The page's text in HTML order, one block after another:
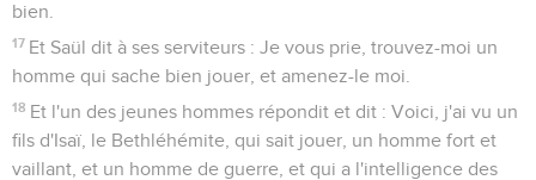
bien.
17 Et Saül dit à ses serviteurs : Je vous prie, trouvez-moi un
homme qui sache bien jouer, et amenez-le moi.
18 Et l'un des jeunes hommes répondit et dit : Voici, j'ai vu un
fils d'Isaï, le Bethléhémite, qui sait jouer, un homme fort et
vaillant, et un homme de guerre, et qui a l'intelligence des